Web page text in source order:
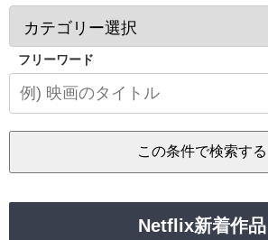
フリーワード
Netflix新着作品